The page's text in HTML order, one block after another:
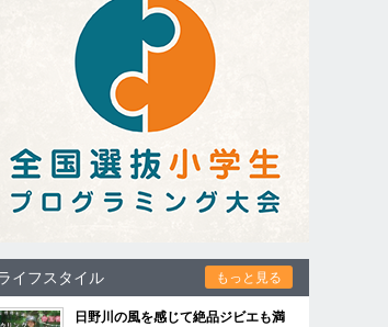
イフスタイル もっと見る
日野川の風を感じて絶品ジビエも満